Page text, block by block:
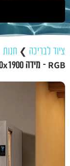
ציוד לבריכה ❯ חנות
RGB – מידה 1500x1000x1900 מ"מ – דגם Aura 150